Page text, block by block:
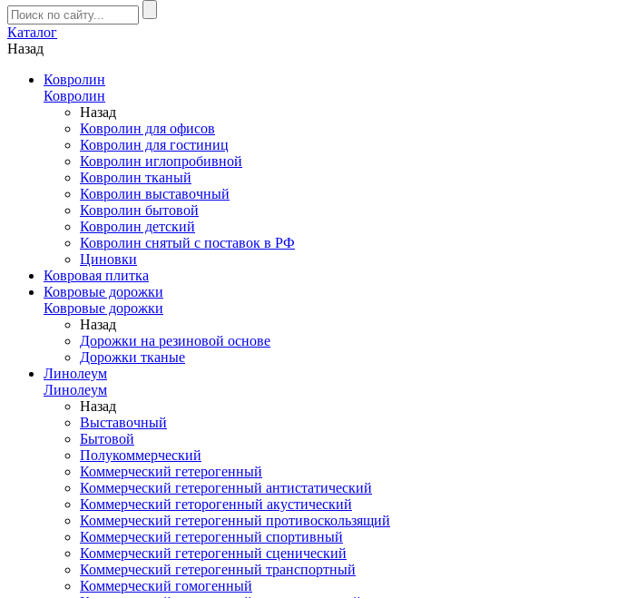
Каталог
Назад
Ковролин
Ковролин
Назад
Ковролин для офисов
Ковролин для гостиниц
Ковролин иглопробивной
Ковролин тканый
Ковролин выставочный
Ковролин бытовой
Ковролин детский
Ковролин снятый с поставок в РФ
Циновки
Ковровая плитка
Ковровые дорожки
Ковровые дорожки
Назад
Дорожки на резиновой основе
Дорожки тканые
Линолеум
Линолеум
Назад
Выставочный
Бытовой
Полукоммерческий
Коммерческий гетерогенный
Коммерческий гетерогенный антистатический
Коммерческий геторогенный акустический
Коммерческий гетерогенный противоскользящий
Коммерческий гетерогенный спортивный
Коммерческий гетерогенный сценический
Коммерческий гетерогенный транспортный
Коммерческий гомогенный